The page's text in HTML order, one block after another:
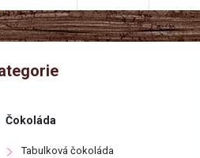
Čokoláda
Tabulková čokoláda